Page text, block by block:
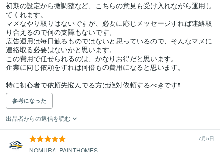
初期の設定から微調整など、こちらの意見も受け入れながら運用し
てくれます。
マメなやり取りはないですが、必要に応じメッセージすれば連絡取
り合えるので何の支障もないです。
広告運用は毎日触るものではないと思っているので、そんなマメに
連絡取る必要はないかと思います。
この費用で任せられるのは、かなりお得だと思います。
企業に同じ依頼をすれば何倍もの費用になると思います。
特に初心者で依頼先悩んでる方は絶対依頼するべきです❗️
参考になった
出品者からの返信を読む
7月5日
NOMURA_PAINTHOMES